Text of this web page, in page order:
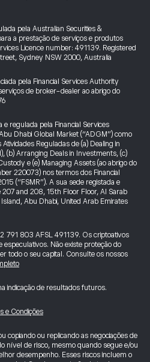
pela Australian Securities &
a prestação de serviços e produtos
Licence number: 491139. Registered
Sydney NSW 2000, Australia
pela Financial Services Authority
de broker-dealer ao abrigo do
e regulada pela Financial Services
Dhabi Global Market (“ADGM”) como
Reguladas de (a) Dealing in
(b) Arranging Deals in Investments, (c)
e (e) Managing Assets (ao abrigo do
220073) nos termos dos Financial
(“FSMR”). A sua sede registada e
207 and 208, 15th Floor Floor, Al Sarab
Abu Dhabi, United Arab Emirates
791 803 AFSL 491139. Os criptoativos
especulativos. Não existe proteção do
todo o seu capital. Consulte os nossos
indicação de resultados futuros.
e Condições
copiando ou replicando as negociações de
nível de risco, mesmo quando segue e/ou
desempenho. Esses riscos incluem o